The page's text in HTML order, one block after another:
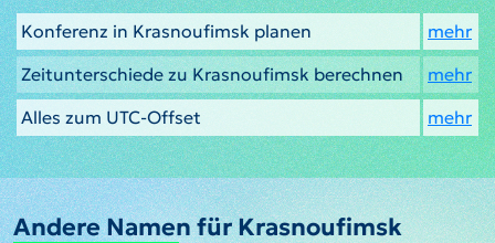
Konferenz in Krasnoufimsk planen
mehr
Zeitunterschiede zu Krasnoufimsk berechnen
mehr
Alles zum UTC-Offset
mehr
Andere Namen für Krasnoufimsk